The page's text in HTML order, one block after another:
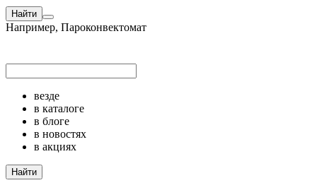
Найти
Например, Пароконвектомат
везде
в каталоге
в блоге
в новостях
в акциях
Найти